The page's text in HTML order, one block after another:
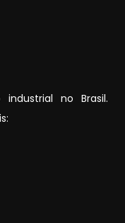
no Brasil.